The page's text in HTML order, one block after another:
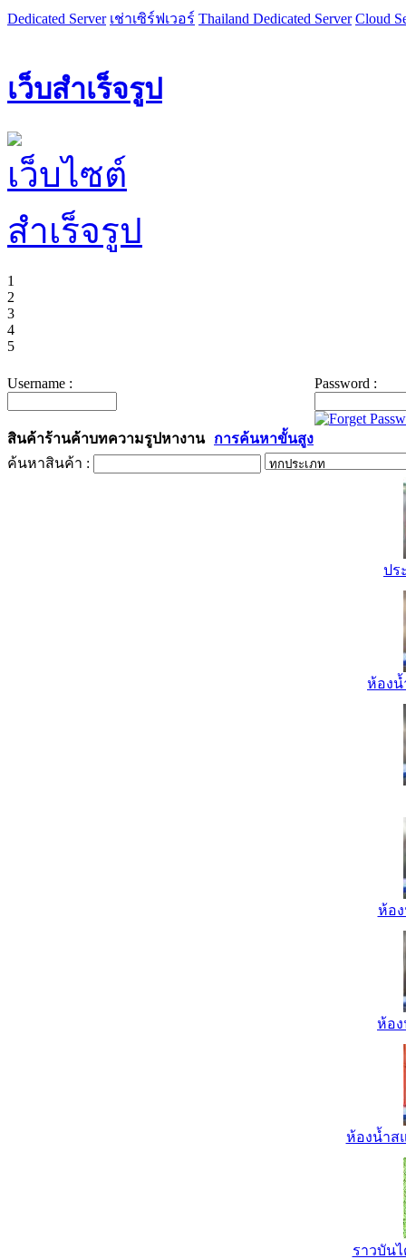
Dedicated Server เช่าเซิร์ฟเวอร์ Thailand Dedicated Server Cloud
เว็บสำเร็จรูป
1
2
3
4
5
Username : Password :
สินค้าร้านค้าบทความรูปหางาน
การค้นหาขั้นสูง
ค้นหาสินค้า :
ปร
ห้องน้
ห้อ
ห้อ
ห้องน้ำส
ราวบัน